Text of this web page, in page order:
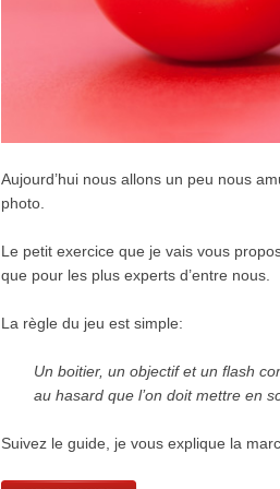
Aujourd’hui nous allons un peu nous
photo.
Le petit exercice que je vais vous
que pour les plus experts d’entre nous.
La règle du jeu est simple:
Un boitier, un objectif et un flash
au hasard que l’on doit mettre en
Suivez le guide, je vous explique la